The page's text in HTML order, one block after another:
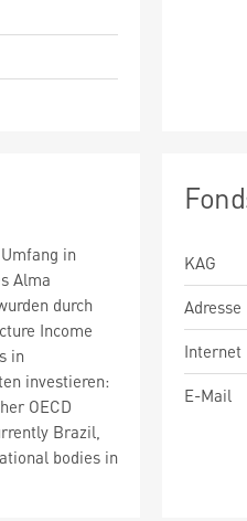
in
Alma
durch
Income
in
investieren:
OECD
Brazil,
bodies in
KAG
Adresse
Internet
E-Mail